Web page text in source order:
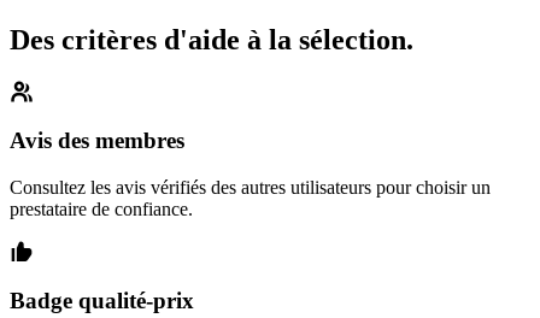
Des critères d'aide à la sélection.
Avis des membres
Consultez les avis vérifiés des autres utilisateurs pour choisir un
prestataire de confiance.
Badge qualité-prix